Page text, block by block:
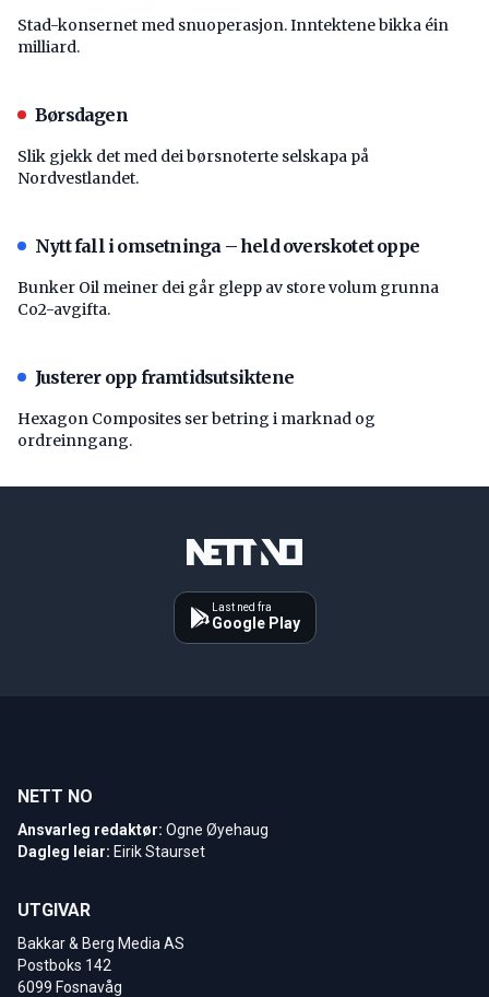
Stad-konsernet med snuoperasjon. Inntektene bikka éin
milliard.
Børsdagen
Slik gjekk det med dei børsnoterte selskapa på
Nordvestlandet.
Nytt fall i omsetninga – held overskotet oppe
Bunker Oil meiner dei går glepp av store volum grunna
Co2-avgifta.
Justerer opp framtidsutsiktene
Hexagon Composites ser betring i marknad og
ordreinngang.
Last ned fra
Google Play
NETT NO
Ansvarleg redaktør: Ogne Øyehaug
Dagleg leiar: Eirik Staurset
UTGIVAR
Bakkar & Berg Media AS
Postboks 142
6099 Fosnavåg